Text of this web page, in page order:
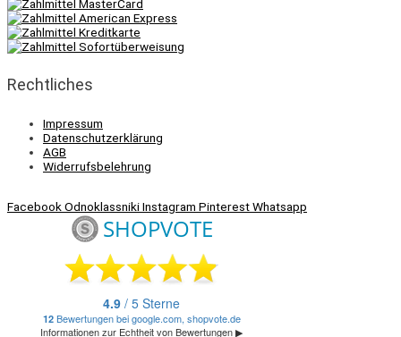
Rechtliches
Impressum
Datenschutzerklärung
AGB
Widerrufsbelehrung
FacebookOdnoklassnikiInstagram PinterestWhatsapp